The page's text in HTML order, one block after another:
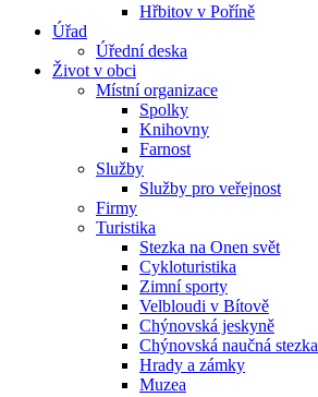
Hřbitov v Poříně
Úřad
Úřední deska
Život v obci
Místní organizace
Spolky
Knihovny
Farnost
Služby
Služby pro veřejnost
Firmy
Turistika
Stezka na Onen svět
Cykloturistika
Zimní sporty
Velbloudi v Bítově
Chýnovská jeskyně
Chýnovská naučná stezka
Hrady a zámky
Muzea